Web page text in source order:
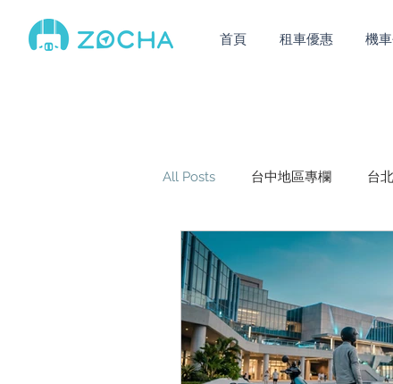
首頁 租車優惠 機
All Posts 台中地區專欄 台
基隆地區專欄 精選專題
宜蘭地區專欄